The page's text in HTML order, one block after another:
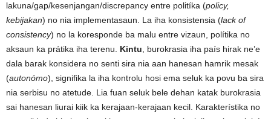
lakuna/gap/kesenjangan/discrepancy entre politíka (policy,
kebijakan) no nia implementasaun. La iha konsistensia (lack of
consistency) no la koresponde ba malu entre vizaun, polítika no
aksaun ka prátika iha terenu. Kintu , burokrasia iha país hirak ne’e
dala barak konsidera no senti sira nia aan hanesan hamrik mesak
(autonómo), signifika la iha kontrolu hosi ema seluk ka povu ba sira
nia serbisu no atetude. Lia fuan seluk bele dehan katak burokrasia
sai hanesan liurai kiik ka kerajaan-kerajaan kecil. Karakterístika no